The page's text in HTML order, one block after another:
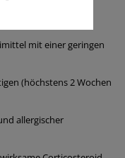
mit einer geringen
(höchstens 2 Wochen
allergischer